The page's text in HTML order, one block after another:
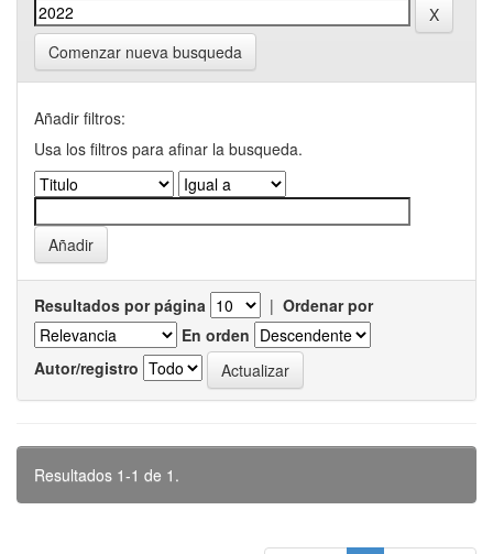
Comenzar nueva busqueda
Añadir filtros:
Usa los filtros para afinar la busqueda.
Resultados por página | Ordenar por
En orden
Autor/registro
Resultados 1-1 de 1.